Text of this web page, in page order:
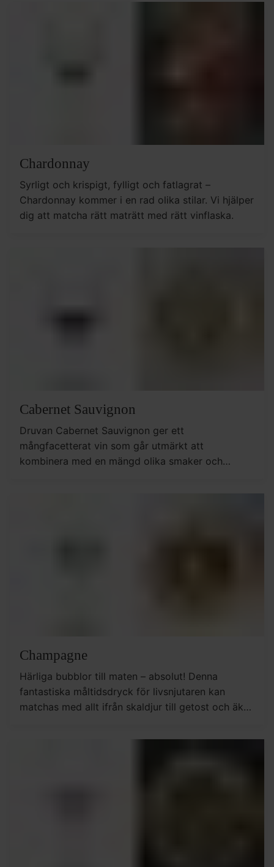
Chardonnay
Syrligt och krispigt, fylligt och fatlagrat –
Chardonnay kommer i en rad olika stilar. Vi hjälper
dig att matcha rätt maträtt med rätt vinflaska.
Cabernet Sauvignon
Druvan Cabernet Sauvignon ger ett
mångfacetterat vin som går utmärkt att
kombinera med en mängd olika smaker och
Champagne
Härliga bubblor till maten – absolut! Denna
fantastiska måltidsdryck för livsnjutaren kan
matchas med allt ifrån skaldjur till getost och äkta